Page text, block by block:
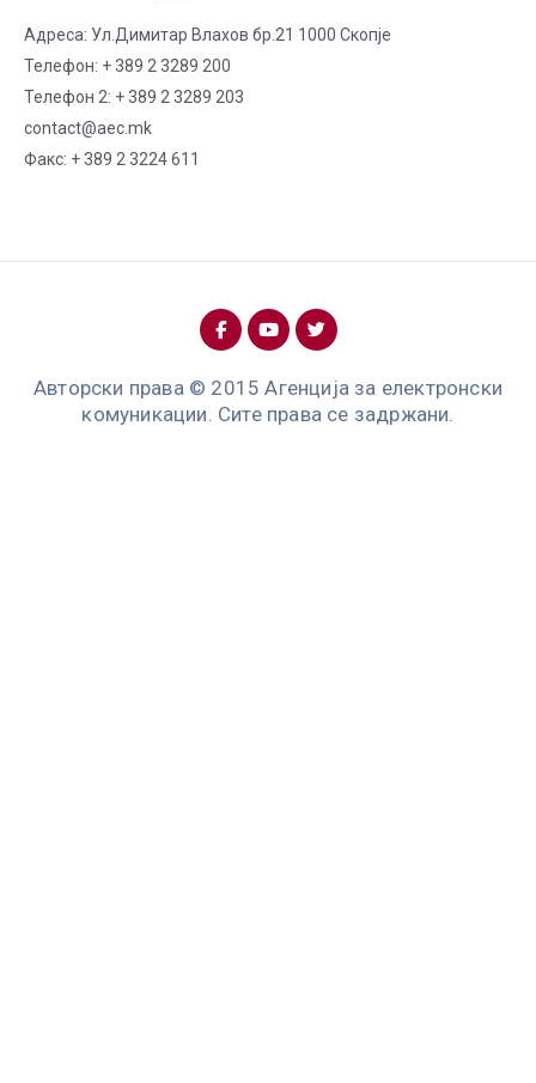
Адреса: Ул.Димитар Влахов бр.21 1000 Скопје
Телефон: + 389 2 3289 200
Телефон 2: + 389 2 3289 203
contact@aec.mk
Факс: + 389 2 3224 611
Авторски права © 2015 Агенција за електронски
комуникации. Сите права се задржани.